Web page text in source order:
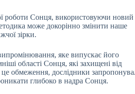
роботи Сонця, використовуючи новий
може докорінно змінити наше
зірки.
яке випускає його
області Сонця, які захищені від
обмеження, дослідники
глибоко в надра Сонця.